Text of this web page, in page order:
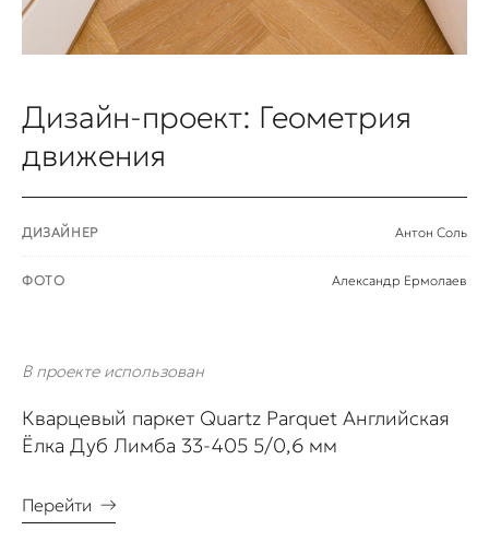
Дизайн-проект: Геометрия
движения
ДИЗАЙНЕР Антон Соль
ФОТО Александр Ермолаев
В проекте использован
Кварцевый паркет Quartz Parquet Английская
Ёлка Дуб Лимба 33-405 5/0,6 мм
Перейти →